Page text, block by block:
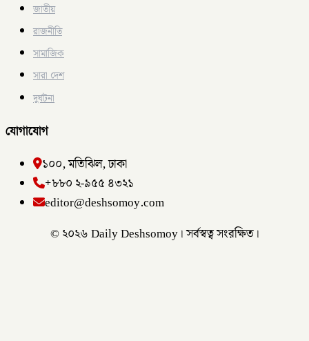
জাতীয়
রাজনীতি
সামাজিক
সারা দেশ
দুর্ঘটনা
যোগাযোগ
১০০, মতিঝিল, ঢাকা
+৮৮০ ২-৯৫৫ ৪৩২১
editor@deshsomoy.com
© ২০২৬ Daily Deshsomoy। সর্বস্বত্ব সংরক্ষিত।